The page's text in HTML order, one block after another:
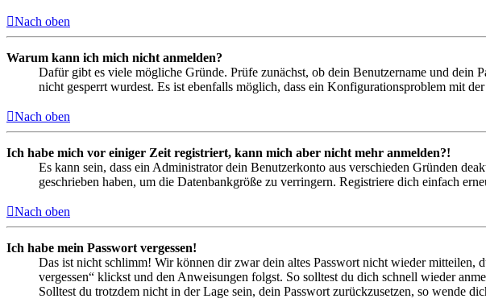
Nach oben
Warum kann ich mich nicht anmelden?
Dafür gibt es viele mögliche Gründe. Prüfe zunächst, ob dein Benutzername und dein
nicht gesperrt wurdest. Es ist ebenfalls möglich, dass ein Konfigurationsproblem mit
Nach oben
Ich habe mich vor einiger Zeit registriert, kann mich aber nicht mehr anmelden?!
Es kann sein, dass ein Administrator dein Benutzerkonto aus verschieden Gründen
geschrieben haben, um die Datenbankgröße zu verringern. Registriere dich einfach
Nach oben
Ich habe mein Passwort vergessen!
Das ist nicht schlimm! Wir können dir zwar dein altes Passwort nicht wieder mitteilen,
vergessen“ klickst und den Anweisungen folgst. So solltest du dich schnell wieder
Solltest du trotzdem nicht in der Lage sein, dein Passwort zurückzusetzen, so wende